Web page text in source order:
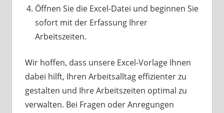
Öffnen Sie die Excel-Datei und beginnen Sie
sofort mit der Erfassung Ihrer
Arbeitszeiten.
Wir hoffen, dass unsere Excel-Vorlage Ihnen
dabei hilft, Ihren Arbeitsalltag effizienter zu
gestalten und Ihre Arbeitszeiten optimal zu
verwalten. Bei Fragen oder Anregungen